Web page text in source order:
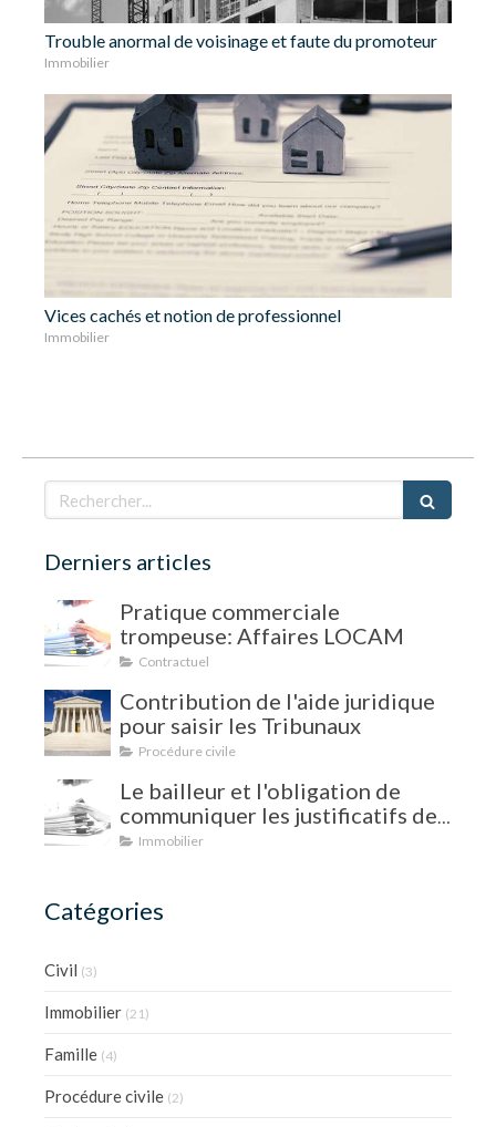
Trouble anormal de voisinage et faute du promoteur
Immobilier
Vices cachés et notion de professionnel
Immobilier
Rechercher
Derniers articles
Pratique commerciale
trompeuse: Affaires LOCAM
Contractuel
Contribution de l'aide juridique
pour saisir les Tribunaux
Procédure civile
Le bailleur et l'obligation de
communiquer les justificatifs de
charges
Immobilier
Catégories
Civil (3)
Immobilier (21)
Famille (4)
Procédure civile (2)